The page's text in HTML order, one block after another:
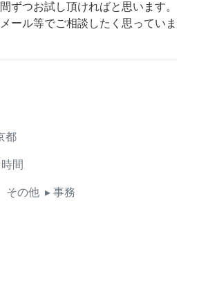
ずつお試し頂ければと思います。
ール等でご相談したく思っていま
都
時間
その他 ▸ 事務